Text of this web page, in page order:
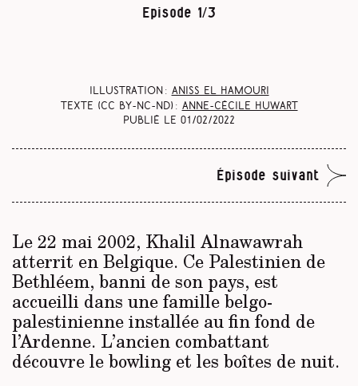
Episode 1/3
Illustration : Aniss El Hamouri
Texte (CC BY-NC-ND) : Anne-Cécile Huwart
Publié le 01/02/2022
Épisode suivant
Le 22 mai 2002, Khalil Alnawawrah
atterrit en Belgique. Ce Palestinien de
Bethléem, banni de son pays, est
accueilli dans une famille belgo-
palestinienne installée au fin fond de
l’Ardenne. L’ancien combattant
découvre le bowling et les boîtes de nuit.